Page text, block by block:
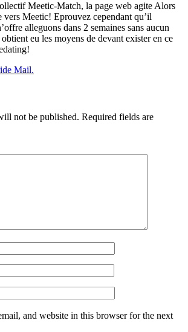
Meetic-Match, la page web agite Alors
vers Meetic! Eprouvez cependant qu’il
alleguons dans 2 semaines sans aucun
eu les moyens de devant exister en ce
Mail.
not be published. Required fields are
and website in this browser for the next